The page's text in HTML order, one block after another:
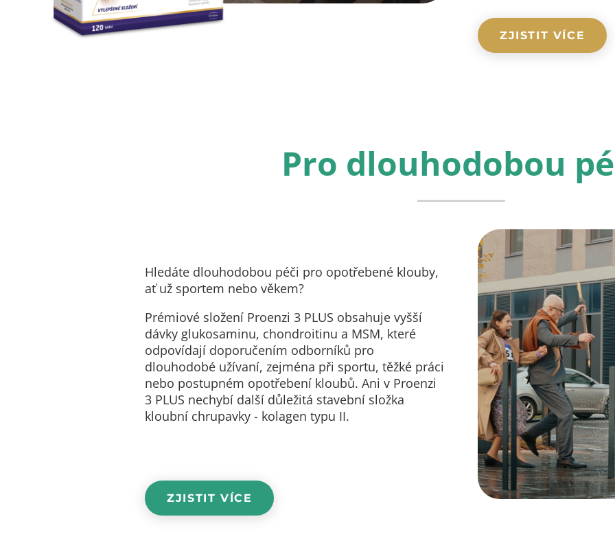
ZJISTIT VÍCE
Pro dlouhodobou
Hledáte dlouhodobou péči pro opotřebené klouby,
ať už sportem nebo věkem?
Prémiové složení Proenzi 3 PLUS obsahuje vyšší
dávky glukosaminu, chondroitinu a MSM, které
odpovídají doporučením odborníků pro
dlouhodobé užívaní, zejména při sportu, těžké práci
nebo postupném opotřebení kloubů. Ani v Proenzi
3 PLUS nechybí další důležitá stavební složka
kloubní chrupavky - kolagen typu II.
ZJISTIT VÍCE